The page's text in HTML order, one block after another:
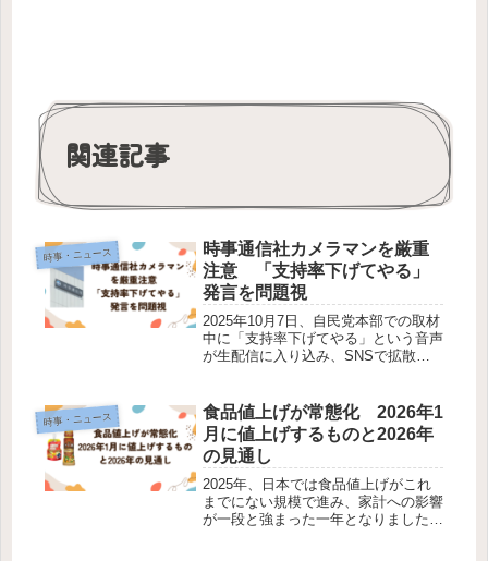
関連記事
時事・ニュース
時事通信社カメラマンを厳重
注意 「支持率下げてやる」
発言を問題視
2025年10月7日、自民党本部での取材
中に「支持率下げてやる」という音声
が生配信に入り込み、SNSで拡散。
の主は、時事通信社の男性カメラマン
であることが確認され、9日に同...
時事・ニュース
食品値上げが常態化 2026年1
月に値上げするものと2026年
の見通し
2025年、日本では食品値上げがこれ
までにない規模で進み、家計への影響
が一段と強まった一年となりました。